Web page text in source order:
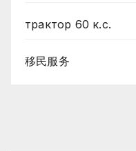
трактор 60 к.с.
移民服务